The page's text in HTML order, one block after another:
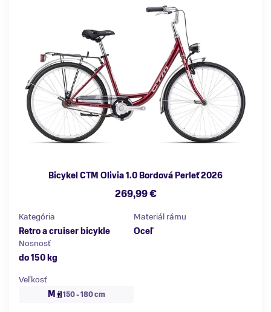
Bicykel CTM Olivia 1.0 Bordová Perleť 2026
269,99 €
Kategória
Retro a cruiser bicykle
Materiál rámu
Oceľ
Nosnosť
do 150 kg
Veľkosť
M
150 - 180 cm